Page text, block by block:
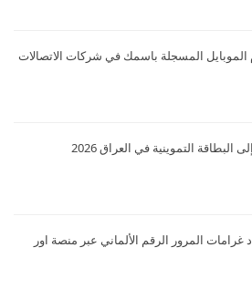
الموبايل المسجلة باسمك في شركات الاتصالات
التموينية في العراق 2026
المرور الرقم الألماني عبر منصة اور